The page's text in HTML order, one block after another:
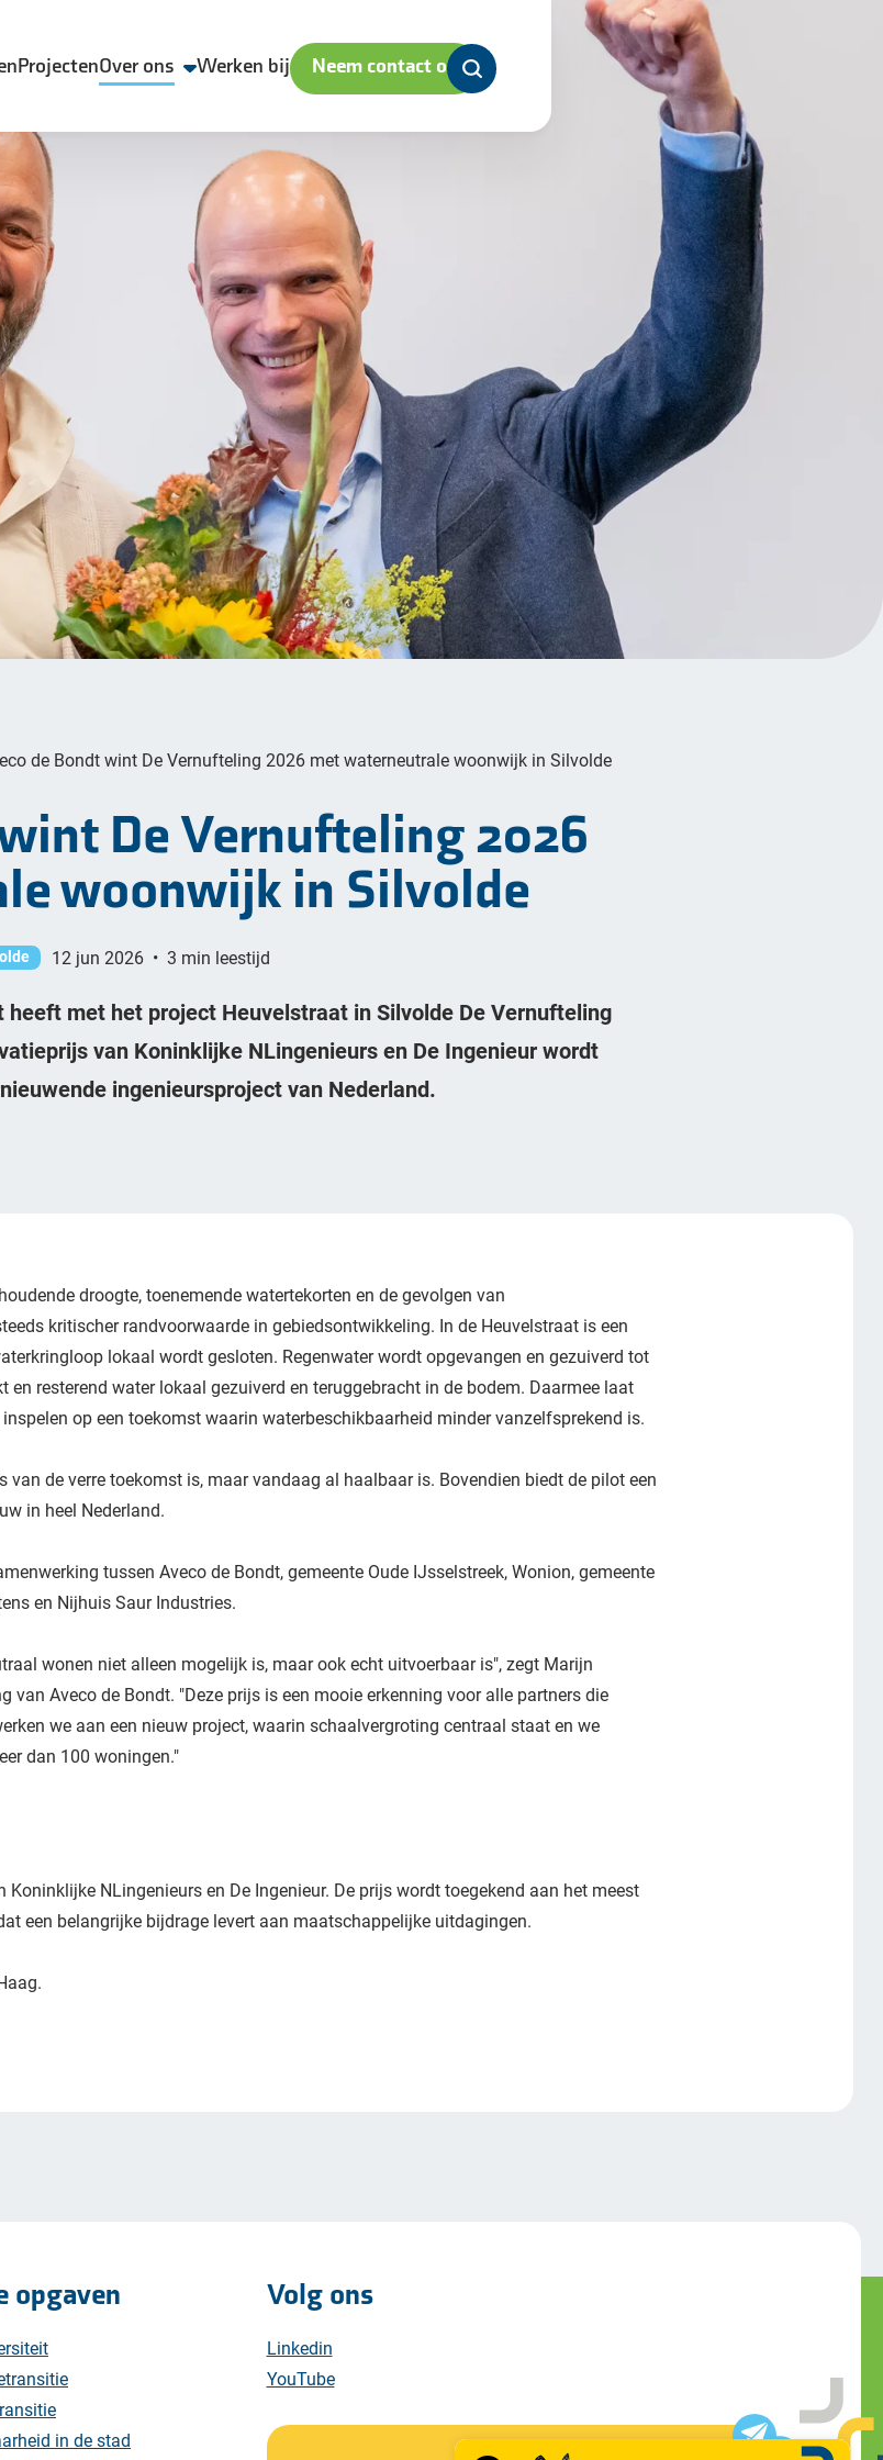
ProjectenOver ons
Wij zijn Aveco de Bondt
Veiligheid, Kwaliteit en Duurzaamheid
Geschiedenis
Nieuws & media
Contact & locaties
Werken bij Neem contact op
de Bondt wint De Vernufteling 2026 met waterneutrale woonwijk in Silvolde
De Vernufteling 2026
woonwijk in Silvolde
12 jun 2026 • 3 min leestijd
heeft met het project Heuvelstraat in Silvolde De Vernufteling
van Koninklijke NLingenieurs en De Ingenieur wordt
ingenieursproject van Nederland.
droogte, toenemende watertekorten en de gevolgen van
kritischer randvoorwaarde in gebiedsontwikkeling. In de Heuvelstraat is een
lokaal wordt gesloten. Regenwater wordt opgevangen en gezuiverd tot
resterend water lokaal gezuiverd en teruggebracht in de bodem. Daarmee laat
op een toekomst waarin waterbeschikbaarheid minder vanzelfsprekend is.
de verre toekomst is, maar vandaag al haalbaar is. Bovendien biedt de pilot een
in heel Nederland.
tussen Aveco de Bondt, gemeente Oude IJsselstreek, Wonion, gemeente
en Nijhuis Saur Industries.
wonen niet alleen mogelijk is, maar ook echt uitvoerbaar is", zegt Marijn
Aveco de Bondt. "Deze prijs is een mooie erkenning voor alle partners die
we aan een nieuw project, waarin schaalvergroting centraal staat en we
dan 100 woningen."
NLingenieurs en De Ingenieur. De prijs wordt toegekend aan het meest
een belangrijke bijdrage levert aan maatschappelijke uitdagingen.
opgaven
in de stad
Volg ons
Linkedin
YouTube